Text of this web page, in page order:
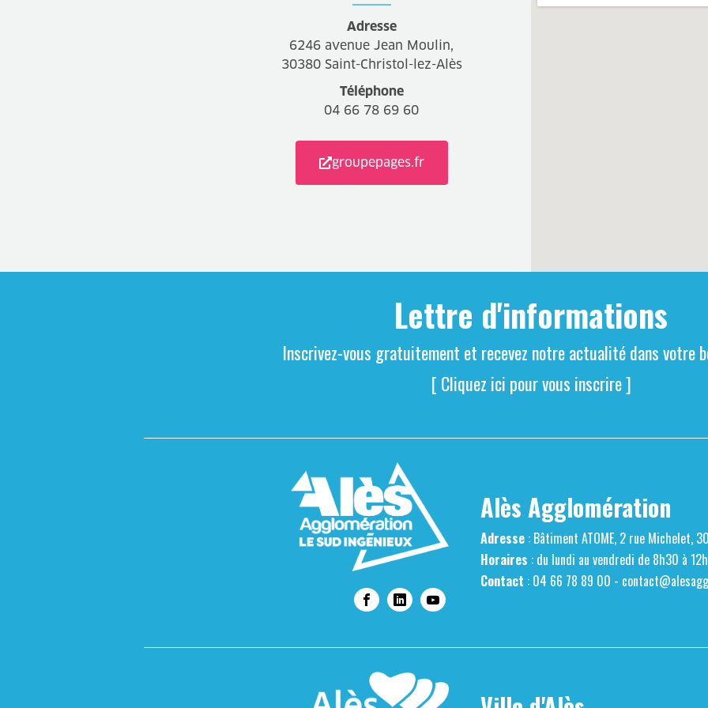
Adresse
6246 avenue Jean Moulin,
30380 Saint-Christol-lez-Alès
Téléphone
04 66 78 69 60
groupepages.fr
Lettre d'informations
Inscrivez-vous gratuitement et recevez notre actualité dans votre
[ Cliquez ici pour vous inscrire ]
Alès Agglomération
Adresse: Bâtiment ATOME, 2 rue Michelet,
Horaires : du lundi au vendredi de 8h30 à
Contact : 04 66 78 89 00 -